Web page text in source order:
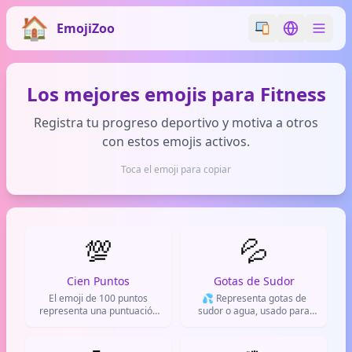
EmojiZoo Switch emoji
Switch
Los mejores emojis para Fitness
Registra tu progreso deportivo y motiva a otros
con estos emojis activos.
Toca el emoji para copiar
💯
Cien Puntos
El emoji de 100 puntos
representa una puntuación
excelente. Se usa para
💦
Gotas de Sudor
💦 Representa gotas de
sudor o agua, usado para
sugerir algo sexual en redes